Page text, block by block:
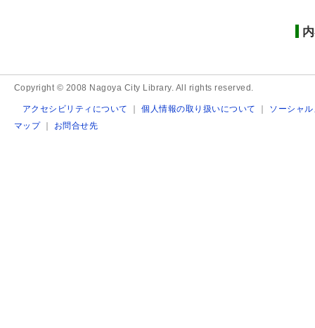
Copyright © 2008 Nagoya City Library. All rights reserved.
アクセシビリティについて ｜個人情報の取り扱いについて ｜ ソーシャ
マップ｜ お問合せ先